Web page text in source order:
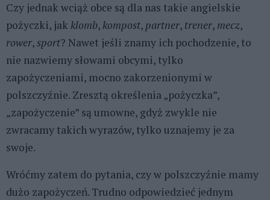
Czy jednak wciąż obce są dla nas takie angielskie
pożyczki, jak klomb, kompost, partner, trener, mecz,
rower,sport? Nawet jeśli znamy ich pochodzenie, to
nie nazwiemy słowami obcymi, tylko
zapożyczeniami, mocno zakorzenionymi w
polszczyźnie. Zresztą określenia „pożyczka”,
„zapożyczenie” są umowne, gdyż zwykle nie
zwracamy takich wyrazów, tylko uznajemy je za
swoje.
Wróćmy zatem do pytania, czy w polszczyźnie mamy
dużo zapożyczeń. Trudno odpowiedzieć jednym